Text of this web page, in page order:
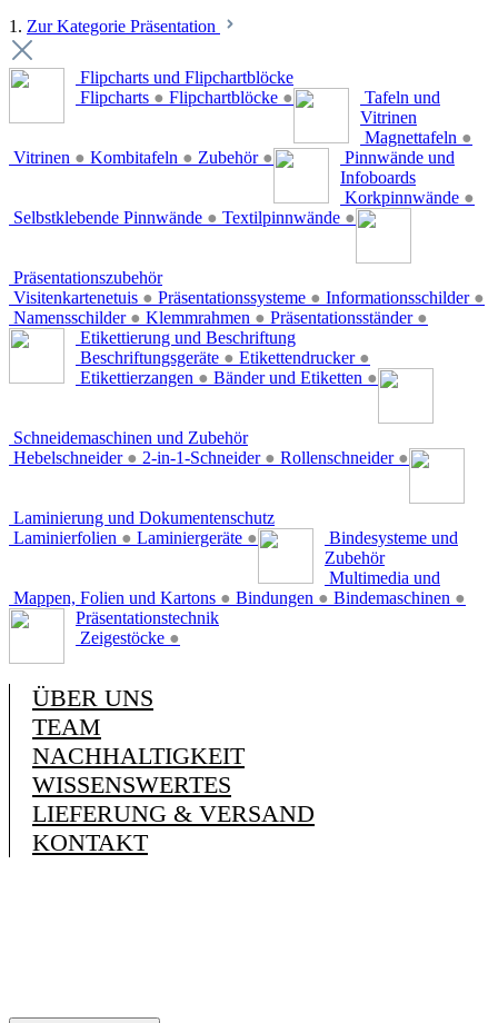
1. Zur Kategorie Präsentation
Flipcharts und Flipchartblöcke
Flipcharts ● Flipchartblöcke ●
Tafeln und
Vitrinen
Magnettafeln ●
Vitrinen ● Kombitafeln ● Zubehör ●
Pinnwände und
Infoboards
Korkpinnwände ●
Selbstklebende Pinnwände ● Textilpinnwände ●
Präsentationszubehör
Visitenkartenetuis ● Präsentationssysteme ● Informationsschilder ●
Namensschilder ● Klemmrahmen ● Präsentationsständer ●
Etikettierung und Beschriftung
Beschriftungsgeräte ● Etikettendrucker ●
Etikettierzangen ● Bänder und Etiketten ●
Schneidemaschinen und Zubehör
Hebelschneider ● 2-in-1-Schneider ● Rollenschneider ●
Laminierung und Dokumentenschutz
Laminierfolien ● Laminiergeräte ●
Bindesysteme und
Zubehör
Mappen, Folien und Kartons ● Bindungen ● Bindemaschinen ●
Multimedia und
Präsentationstechnik
Zeigestöcke ●
ÜBER UNS
TEAM
NACHHALTIGKEIT
WISSENSWERTES
LIEFERUNG & VERSAND
KONTAKT